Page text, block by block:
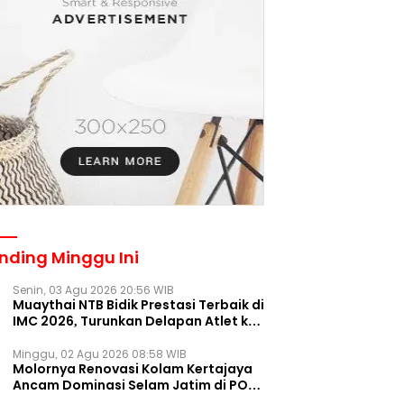
Minggu Ini
Senin, 03 Agu 2026 20:56 WIB
Muaythai NTB Bidik Prestasi Terbaik di
IMC 2026, Turunkan Delapan Atlet ke
Minggu, 02 Agu 2026 08:58 WIB
Molornya Renovasi Kolam Kertajaya
Ancam Dominasi Selam Jatim di PON